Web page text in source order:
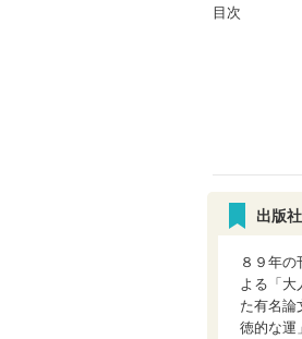
目次
出版
８９年
よる「大
た有名論
徳的な運